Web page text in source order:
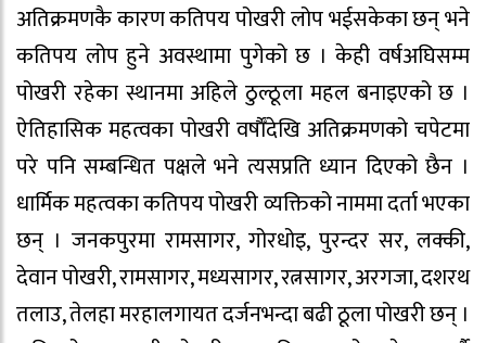
अतिक्रमणकै कारण कतिपय पोखरी लोप भईसकेका छन् भने
कतिपय लोप हुने अवस्थामा पुगेको छ । केही वर्षअघिसम्म
पोखरी रहेका स्थानमा अहिले ठुल्ठूला महल बनाइएको छ ।
ऐतिहासिक महत्वका पोखरी वर्षाैँदेखि अतिक्रमणको चपेटमा
परे पनि सम्बन्धित पक्षले भने त्यसप्रति ध्यान दिएको छैन ।
धार्मिक महत्वका कतिपय पोखरी व्यक्तिको नाममा दर्ता भएका
छन् । जनकपुरमा रामसागर, गोरधोइ, पुरन्दर सर, लक्की,
देवान पोखरी, रामसागर, मध्यसागर, रत्नसागर, अरगजा, दशरथ
तलाउ, तेलहा मरहालगायत दर्जनभन्दा बढी ठूला पोखरी छन् ।